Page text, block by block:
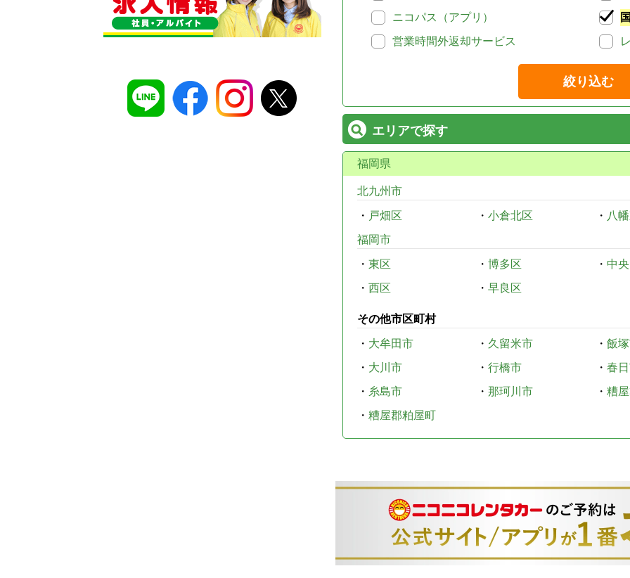
ニコパス（アプリ）
営業時間外返却サービス
絞り込む
エリアで探す
福岡県
北九州市
・ 戸畑区 ・ 小倉北区 ・ 八
福岡市
・ 東区 ・ 博多区 ・ 中
・ 西区 ・ 早良区
その他市区町村
・ 大牟田市 ・ 久留米市 ・ 飯
・ 大川市 ・ 行橋市 ・ 春
・ 糸島市 ・ 那珂川市 ・ 糟
・ 糟屋郡粕屋町